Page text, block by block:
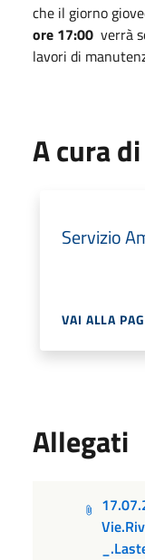
che il giorno
ore 17:00 verrà
lavori di
A cura di
Servizio
VAI ALLA
Allegati